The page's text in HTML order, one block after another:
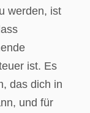
werden, ist
ist. Es
das dich in
und für